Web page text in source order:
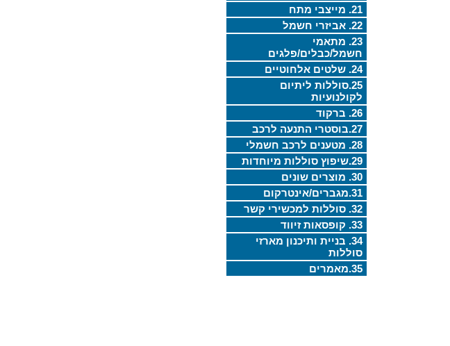
21. מייצבי מתח
22. אביזרי חשמל
23. מתאמי
חשמל/כבלים/פלגים
24. שלטים אלחוטיים
25.סוללות ליתיום
לקולנועיות
26. ברקוד
27.בוסטרי התנעה לרכב
28. מטענים לרכב חשמלי
29.שיפוץ סוללות מיוחדות
30. מוצרים שונים
31.מגברים/אינטרקום
32. סוללות למכשירי קשר
33. קופסאות זיווד
34. בניית ותיכנון מארזי
סוללות
35.מאמרים